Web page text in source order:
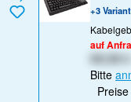
+3
auf
Bitte